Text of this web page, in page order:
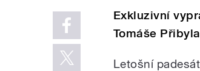
Exkluzivní
Tomáše
Letošní